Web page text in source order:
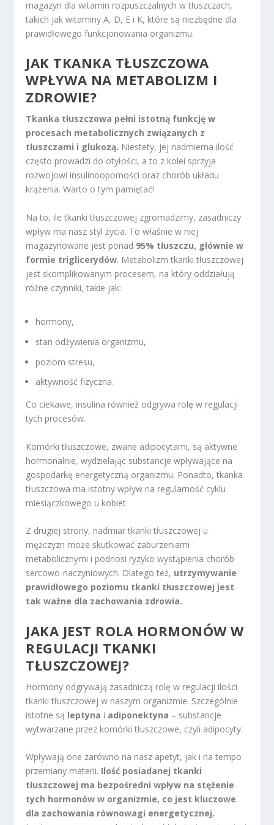
magazyn dla witamin rozpuszczalnych w tłuszczach,
takich jak witaminy A, D, E i K, które są niezbędne dla
prawidłowego funkcjonowania organizmu.
JAK TKANKA TŁUSZCZOWA
WPŁYWA NA METABOLIZM I
ZDROWIE?
Tkanka tłuszczowa pełni istotną funkcję w
procesach metabolicznych związanych z
tłuszczami i glukozą. Niestety, jej nadmierna ilość
często prowadzi do otyłości, a to z kolei sprzyja
rozwojowi insulinooporności oraz chorób układu
krążenia. Warto o tym pamiętać!
Na to, ile tkanki tłuszczowej zgromadzimy, zasadniczy
wpływ ma nasz styl życia. To właśnie w niej
magazynowane jest ponad 95% tłuszczu, głównie w
formie triglicerydów. Metabolizm tkanki tłuszczowej
jest skomplikowanym procesem, na który oddziałują
różne czynniki, takie jak:
hormony,
stan odżywienia organizmu,
poziom stresu,
aktywność fizyczna.
Co ciekawe, insulina również odgrywa rolę w regulacji
tych procesów.
Komórki tłuszczowe, zwane adipocytami, są aktywne
hormonalnie, wydzielając substancje wpływające na
gospodarkę energetyczną organizmu. Ponadto, tkanka
tłuszczowa ma istotny wpływ na regularność cyklu
miesiączkowego u kobiet.
Z drugiej strony, nadmiar tkanki tłuszczowej u
mężczyzn może skutkować zaburzeniami
metabolicznymi i podnosi ryzyko wystąpienia chorób
sercowo-naczyniowych. Dlatego też, utrzymywanie
prawidłowego poziomu tkanki tłuszczowej jest
tak ważne dla zachowania zdrowia.
JAKA JEST ROLA HORMONÓW W
REGULACJI TKANKI
TŁUSZCZOWEJ?
Hormony odgrywają zasadniczą rolę w regulacji ilości
tkanki tłuszczowej w naszym organizmie. Szczególnie
istotne są leptyna i adiponektyna – substancje
wytwarzane przez komórki tłuszczowe, czyli adipocyty.
Wpływają one zarówno na nasz apetyt, jak i na tempo
przemiany materii. Ilość posiadanej tkanki
tłuszczowej ma bezpośredni wpływ na stężenie
tych hormonów w organizmie, co jest kluczowe
dla zachowania równowagi energetycznej.